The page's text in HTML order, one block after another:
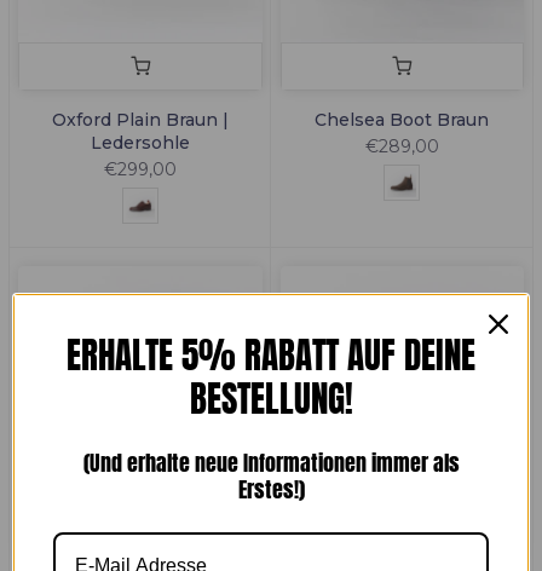
Oxford Plain Braun |
Ledersohle
€299,00
Chelsea Boot Braun
€289,00
ERHALTE 5% RABATT AUF DEINE
BESTELLUNG!
(Und erhalte neue Informationen immer als
Erstes!)